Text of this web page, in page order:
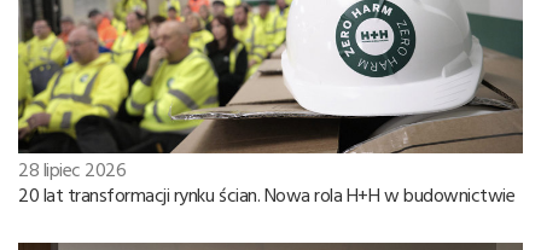
28 lipiec 2026
20 lat transformacji rynku ścian. Nowa rola H+H w budownictwie